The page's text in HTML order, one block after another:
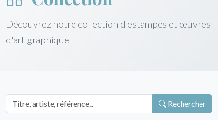
Découvrez notre collection d'estampes et œuvres
d'art graphique
Rechercher